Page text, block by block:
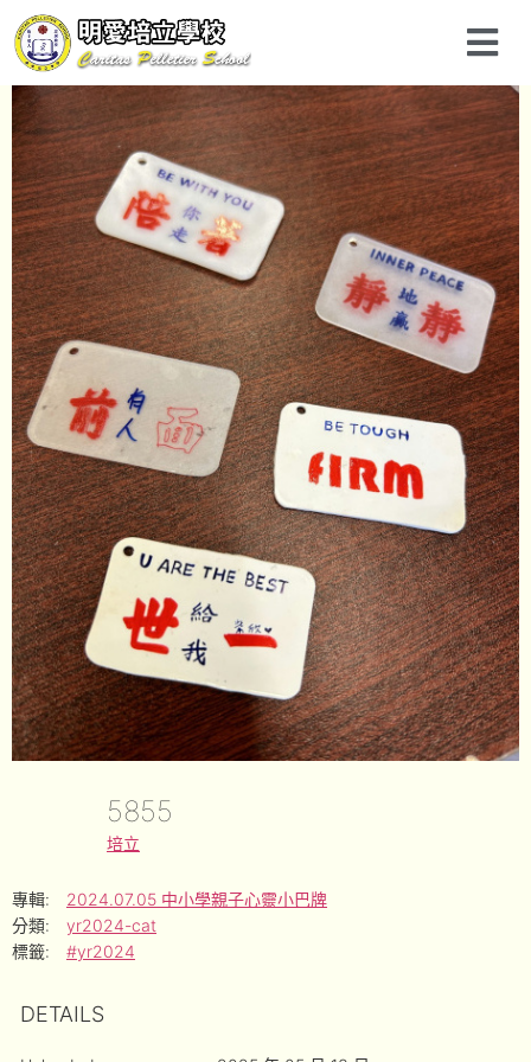
5855
培立
專輯:
2024.07.05 中小學親子心靈小巴牌
分類:
yr2024-cat
標籤:
#yr2024
DETAILS